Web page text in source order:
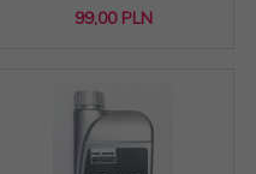
99,00 PLN